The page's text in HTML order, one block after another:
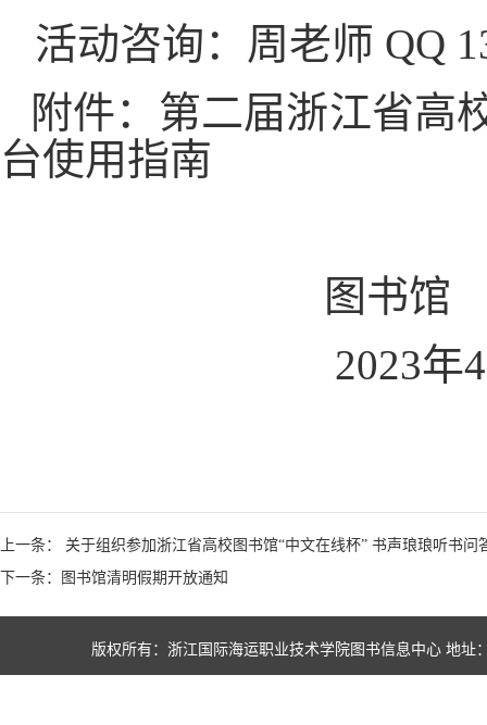
活动咨询：周老师 QQ
附件：第二届浙江省高
台使用指南
图书馆
2023年4月
上一条： 关于组织参加浙江省高校图书馆“中文在线杯” 书声琅琅听书问
下一条：图书馆清明假期开放通知
版权所有：浙江国际海运职业技术学院图书信息中心 地